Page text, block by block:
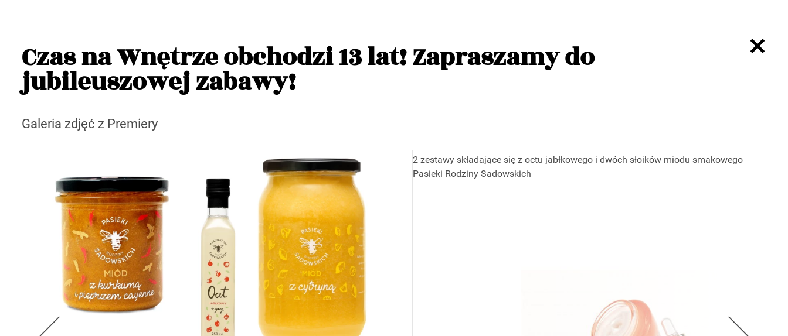
Czas na Wnętrze obchodzi 13 lat! Zapraszamy do
jubileuszowej zabawy!
Galeria zdjęć z Premiery
2 zestawy składające się z octu jabłkowego i dwóch słoików miodu smakowego
Pasieki Rodziny Sadowskich